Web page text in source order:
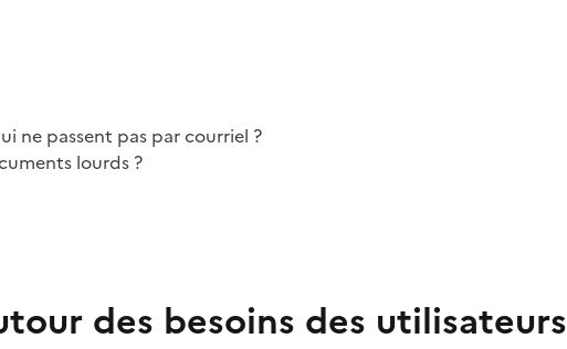
ne passent pas par courriel ?
lourds ?
des besoins des utilisateurs